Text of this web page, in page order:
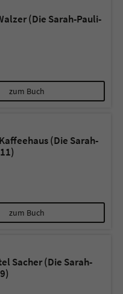
(Die Sarah-Pauli-
zum Buch
(Die Sarah-
zum Buch
Sacher (Die Sarah-